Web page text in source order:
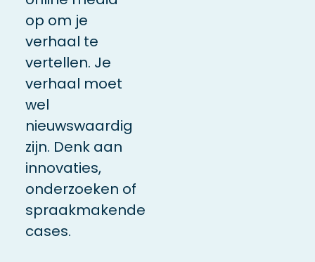
op om je
verhaal te
vertellen. Je
verhaal moet
wel
nieuwswaardig
zijn. Denk aan
innovaties,
onderzoeken of
spraakmakende
cases.